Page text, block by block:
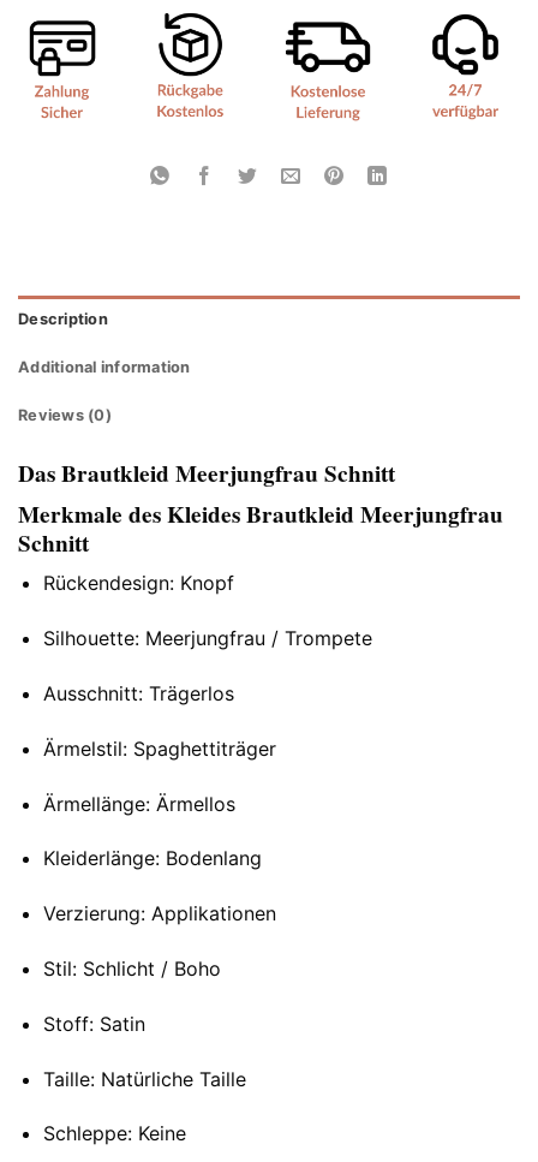
Description
Additional information
Reviews (0)
Das Brautkleid Meerjungfrau Schnitt
Merkmale des Kleides Brautkleid Meerjungfrau
Schnitt
Rückendesign: Knopf
Silhouette: Meerjungfrau / Trompete
Ausschnitt: Trägerlos
Ärmelstil: Spaghettiträger
Ärmellänge: Ärmellos
Kleiderlänge: Bodenlang
Verzierung: Applikationen
Stil: Schlicht / Boho
Stoff: Satin
Taille: Natürliche Taille
Schleppe: Keine